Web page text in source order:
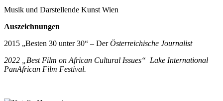
Musik und Darstellende Kunst Wien
Auszeichnungen
2015 „Besten 30 unter 30“ – DerÖsterreichische Journalist
2022
„Best Film on African Cultural Issues“ Lake International
PanAfrican Film Festival.